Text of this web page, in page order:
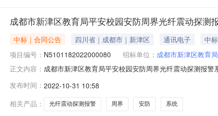
成都市新津区教育局平安校园安防周界光纤震动探测
中标｜合同公告 四川省｜成都市｜新津区 通讯电子
中
项目编号： N5101182022000080 招标单位： 成都市新津区教育局
正文内容： 成都市新津区教育局平安校园安防周界光纤震动探测报
都市新津区太康西路96号联系方式：13908235557供应
发布时间： 2022-10-31 10:58
相关产品：
光纤震动探测报警 周界 安防 系统